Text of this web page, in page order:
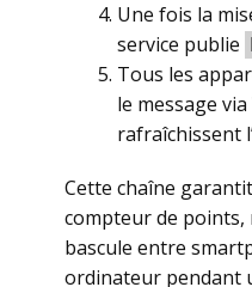
Une fois la
service publie
Tous les
le message
rafraîchissent
Cette chaîne
compteur de
bascule entre
ordinateur pendant